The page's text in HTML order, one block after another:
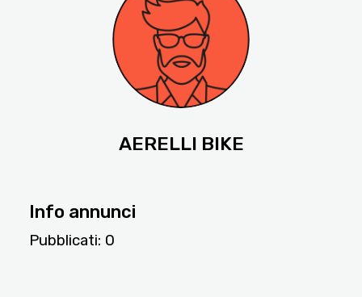
AERELLI BIKE
Info annunci
Pubblicati: 0